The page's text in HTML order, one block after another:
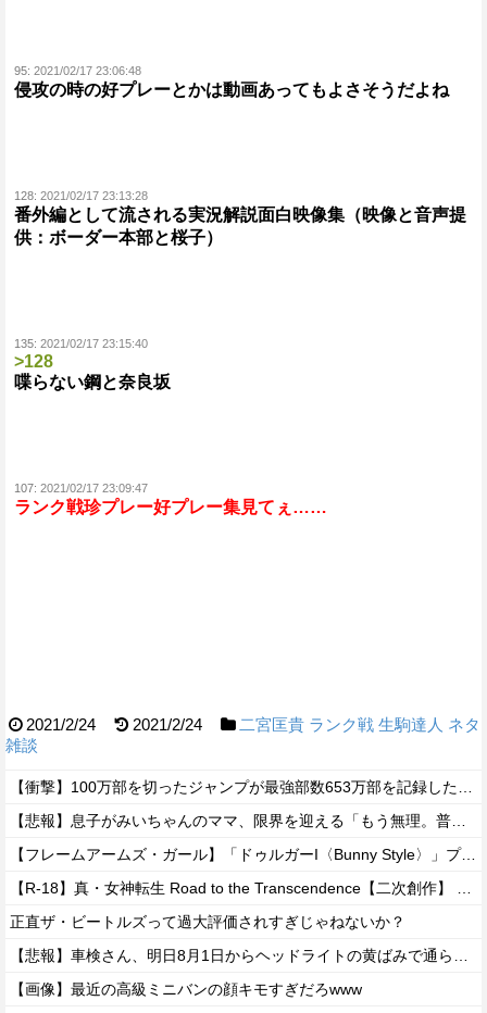
95: 2021/02/17 23:06:48
侵攻の時の好プレーとかは動画あってもよさそうだよね
128: 2021/02/17 23:13:28
番外編として流される実況解説面白映像集（映像と音声提
供：ボーダー本部と桜子）
135: 2021/02/17 23:15:40
>128
喋らない鋼と奈良坂
107: 2021/02/17 23:09:47
ランク戦珍プレー好プレー集見てぇ……
2021/2/24 2021/2/24 二宮匡貴 ランク戦 生駒達人 ネタ
雑談
【衝撃】100万部を切ったジャンプが最強部数653万部を記録した時の週刊少年ジャンプの面子がヤバすぎる
【悲報】息子がみいちゃんのママ、限界を迎える「もう無理。普通の家庭を築きたい。普通の子育てをしたい。」
【フレームアームズ・ガール】「ドゥルガーI〈Bunny Style〉」プラモデル【駿河屋 予約開始】
【R-18】真・女神転生 Road to the Transcendence【二次創作】 第２０話
正直ザ・ビートルズって過大評価されすぎじゃねないか？
【悲報】車検さん、明日8月1日からヘッドライトの黄ばみで通らなくなる模様…
【画像】最近の高級ミニバンの顔キモすぎだろwww